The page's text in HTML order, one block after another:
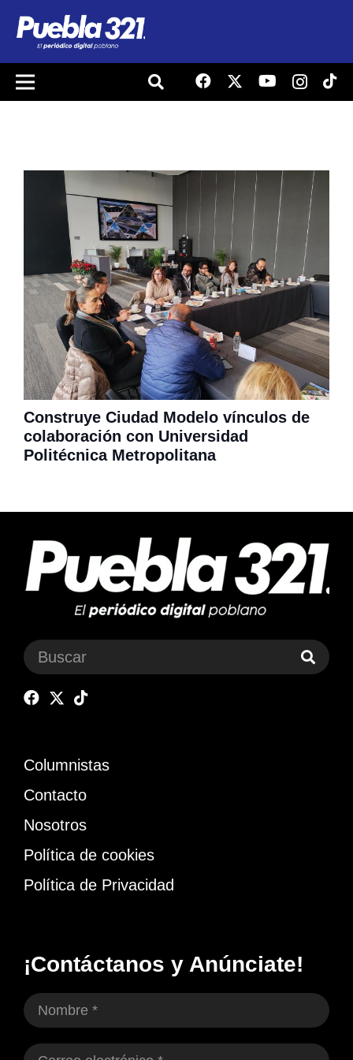
Construye Ciudad Modelo vínculos de
colaboración con Universidad
Politécnica Metropolitana
Columnistas
Contacto
Nosotros
Política de cookies
Política de Privacidad
¡Contáctanos y Anúnciate!